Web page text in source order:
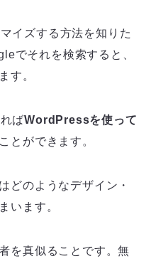
イズする方法を知りた
でそれを検索すると、
す。
ばWordPressを使って
ことができます。
どのようなデザイン・
います。
を真似ることです。無